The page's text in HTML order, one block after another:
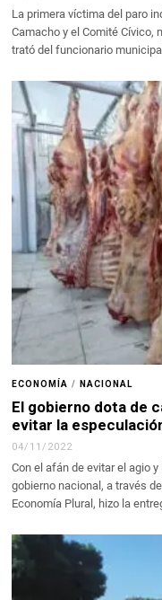
La primera víctima del paro
Camacho y el Comité Cívico,
trató del funcionario
ECONOMÍA / NACIONAL
El gobierno dota de
evitar la
04/11/2022
Con el afán de evitar el agio
gobierno nacional, a través
Economía Plural, hizo la